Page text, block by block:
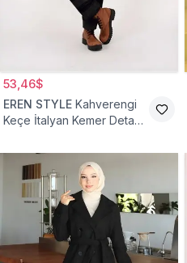
53,46$
EREN STYLE Kahverengi
Keçe İtalyan Kemer Detaylı